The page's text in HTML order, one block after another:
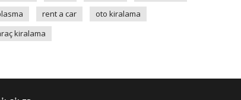
rent a car
oto kiralama
kiralama